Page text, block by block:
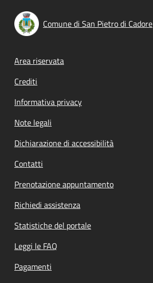
Comune di San Pietro di Cadore
Footer menu
Area riservata
Crediti
Informativa privacy
Note legali
Dichiarazione di accessibilità
Contatti
Prenotazione appuntamento
Richiedi assistenza
Statistiche del portale
Leggi le FAQ
Pagamenti